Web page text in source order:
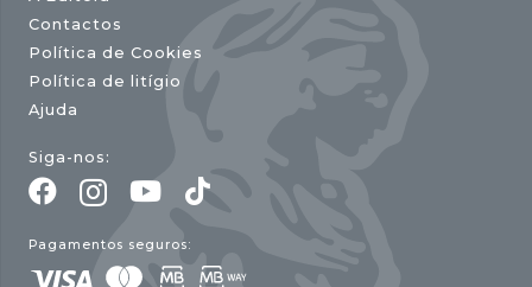
Contactos
Política de Cookies
Política de litígio
Ajuda
Siga-nos:
Pagamentos seguros: